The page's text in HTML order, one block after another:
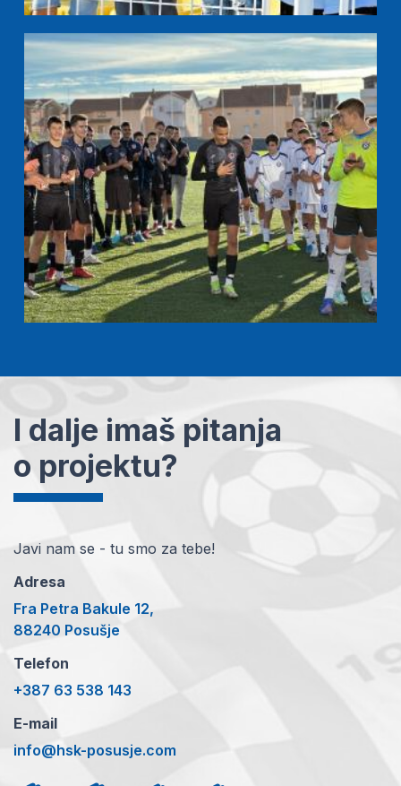
I dalje imaš pitanja
o projektu?
Javi nam se - tu smo za tebe!
Adresa
Fra Petra Bakule 12,
88240 Posušje
Telefon
+387 63 538 143
E-mail
info@hsk-posusje.com